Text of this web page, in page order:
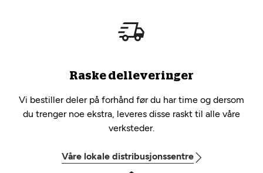
Raske delleveringer
Vi bestiller deler på forhånd før du har time og dersom
du trenger noe ekstra, leveres disse raskt til alle våre
verksteder.
Våre lokale distribusjonssentre